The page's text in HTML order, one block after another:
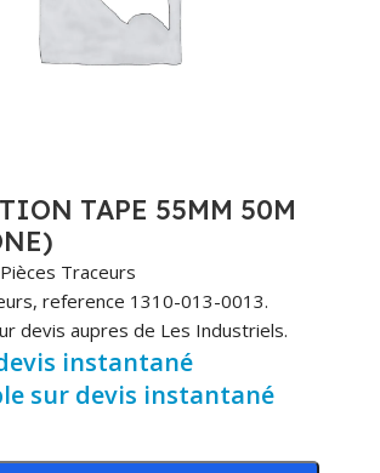
TAPE 55MM 50M
Pièces Traceurs
reference 1310-013-0013.
devis aupres de Les Industriels.
instantané
sur devis instantané